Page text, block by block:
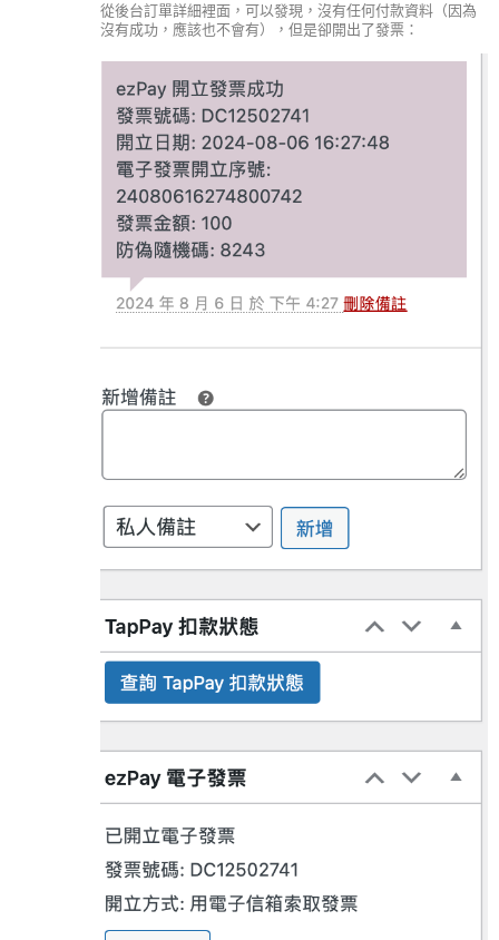
從後台訂單詳細裡面，可以發現，沒有任何付款資料（因為
沒有成功，應該也不會有），但是卻開出了發票：